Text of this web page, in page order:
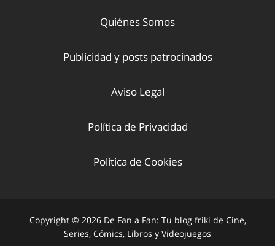
Quiénes Somos
Publicidad y posts patrocinados
Aviso Legal
Política de Privacidad
Política de Cookies
Copyright © 2026 De Fan a Fan: Tu blog friki de Cine,
Series, Cómics, Libros y Videojuegos